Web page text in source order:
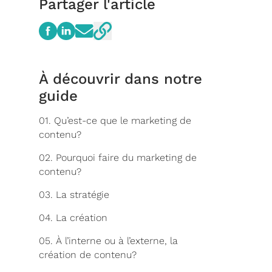
Partager l'article
À découvrir dans notre
guide
01. Qu’est-ce que le marketing de
contenu?
02. Pourquoi faire du marketing de
contenu?
03. La stratégie
04. La création
05. À l’interne ou à l’externe, la
création de contenu?